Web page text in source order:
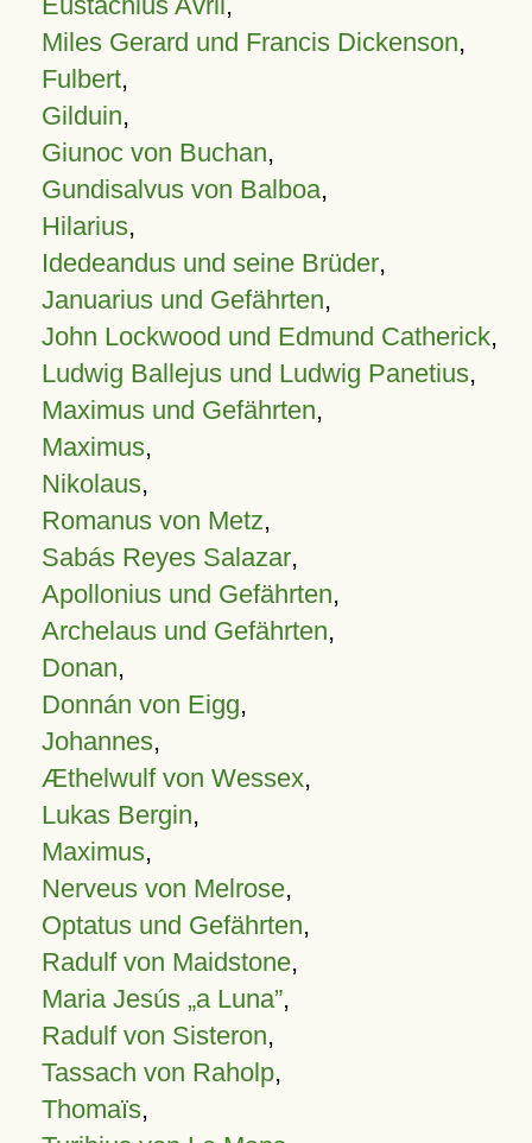
Miles Gerard und Francis Dickenson,
Fulbert,
Gilduin,
Giunoc von Buchan,
Gundisalvus von Balboa,
Hilarius,
Idedeandus und seine Brüder,
Januarius und Gefährten,
John Lockwood und Edmund Catherick,
Ludwig Ballejus und Ludwig Panetius,
Maximus und Gefährten,
Maximus,
Nikolaus,
Romanus von Metz,
Sabás Reyes Salazar,
Apollonius und Gefährten,
Archelaus und Gefährten,
Donan,
Donnán von Eigg,
Johannes,
Æthelwulf von Wessex,
Lukas Bergin,
Maximus,
Nerveus von Melrose,
Optatus und Gefährten,
Radulf von Maidstone,
Maria Jesús „a Luna”,
Radulf von Sisteron,
Tassach von Raholp,
Thomaïs,